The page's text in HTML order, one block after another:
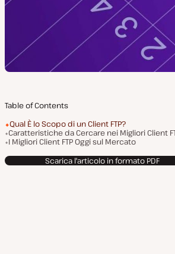
Table of Contents
Qual È lo Scopo di un Client FTP?
Caratteristiche da Cercare nei Migliori Client
I Migliori Client FTP Oggi sul Mercato
Scarica l'articolo in formato PDF